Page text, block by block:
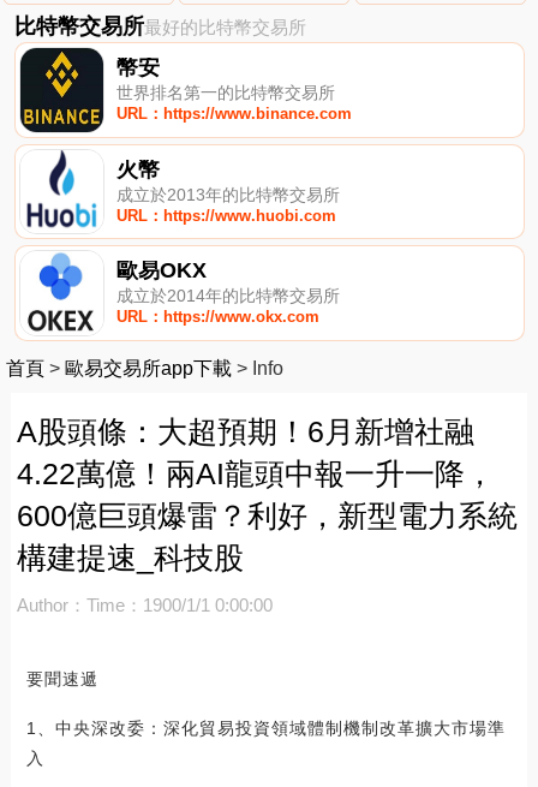
比特幣交易所最好的比特幣交易所
幣安
世界排名第一的比特幣交易所
URL：https://www.binance.com
火幣
成立於2013年的比特幣交易所
URL：https://www.huobi.com
歐易OKX
成立於2014年的比特幣交易所
URL：https://www.okx.com
首頁 > 歐易交易所app下載 > Info
A股頭條：大超預期！6月新增社融
4.22萬億！兩AI龍頭中報一升一降，
600億巨頭爆雷？利好，新型電力系統
構建提速_科技股
Author： Time：1900/1/1 0:00:00
要聞速遞
1、中央深改委：深化貿易投資領域體制機制改革擴大市場準
入